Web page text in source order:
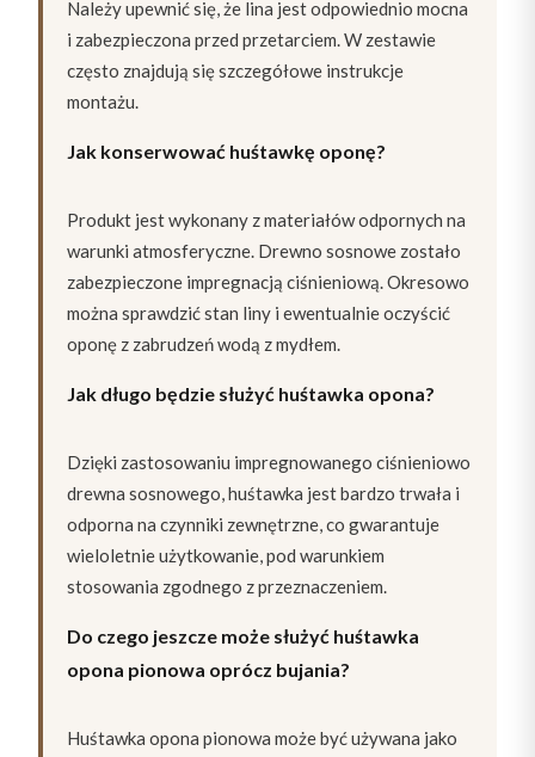
Należy upewnić się, że lina jest odpowiednio mocna
i zabezpieczona przed przetarciem. W zestawie
często znajdują się szczegółowe instrukcje
montażu.
Jak konserwować huśtawkę oponę?
Produkt jest wykonany z materiałów odpornych na
warunki atmosferyczne. Drewno sosnowe zostało
zabezpieczone impregnacją ciśnieniową. Okresowo
można sprawdzić stan liny i ewentualnie oczyścić
oponę z zabrudzeń wodą z mydłem.
Jak długo będzie służyć huśtawka opona?
Dzięki zastosowaniu impregnowanego ciśnieniowo
drewna sosnowego, huśtawka jest bardzo trwała i
odporna na czynniki zewnętrzne, co gwarantuje
wieloletnie użytkowanie, pod warunkiem
stosowania zgodnego z przeznaczeniem.
Do czego jeszcze może służyć huśtawka
opona pionowa oprócz bujania?
Huśtawka opona pionowa może być używana jako